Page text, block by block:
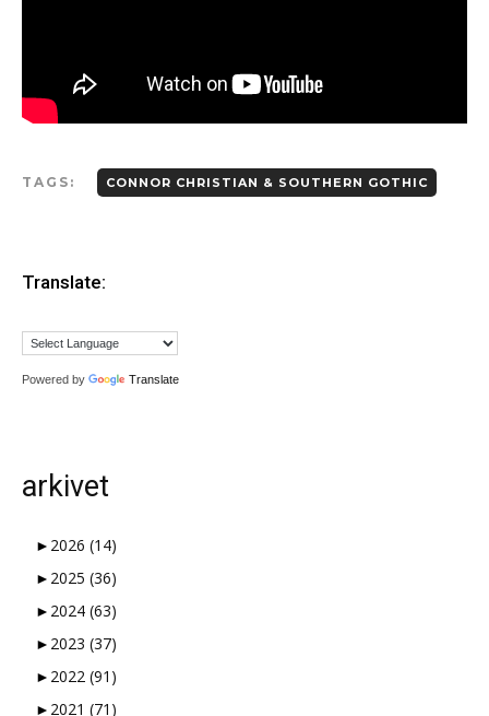
sted å høre musikken. Flere i redaksjonen styrer unna
Gjerne en link til en EPK som beskriver prosjektet ditt
Og gjerne linker til din nettside eller en Facebookside hvor
Det er lov å purre oss opp etter en liten stund.
alt, så en høflig påminnelse om at du har sendt oss musikken
TAGS: CONNOR CHRISTIAN & SOUTHERN GOTHIC
Translate:
Powered by Translate
arkivet
► 2026 (14)
► 2025 (36)
► 2024 (63)
► 2023 (37)
► 2022 (91)
► 2021 (71)